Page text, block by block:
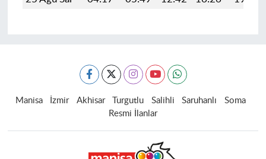
Manisa İzmir Akhisar Turgutlu Salihli Saruhanlı
Soma
Resmi İlanlar